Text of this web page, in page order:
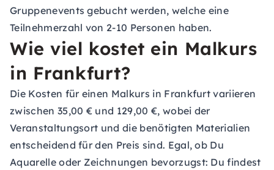
Gruppenevents gebucht werden, welche eine
Teilnehmerzahl von 2-10 Personen haben.
Wie viel kostet ein Malkurs
in Frankfurt?
Die Kosten für einen Malkurs in Frankfurt variieren
zwischen 35,00 € und 129,00 €, wobei der
Veranstaltungsort und die benötigten Materialien
entscheidend für den Preis sind. Egal, ob Du
Aquarelle oder Zeichnungen bevorzugst: Du findest